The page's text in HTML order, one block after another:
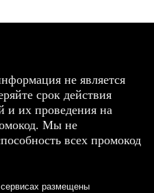
не является
срок действия
и их проведения на
Мы не
всех промокод
размещены